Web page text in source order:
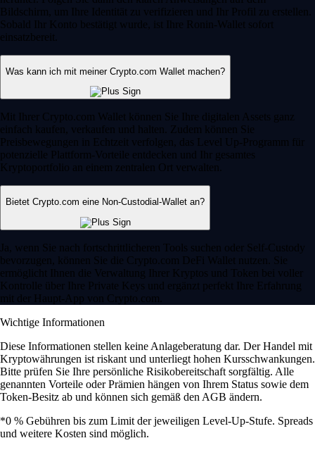
Bildschirm, um Ihre Identität zu verifizieren und Ihr Profil zu erstellen.
Sobald Ihr Konto bestätigt wurde, ist Ihre Ronin-Wallet sofort
einsatzbereit.
Was kann ich mit meiner Crypto.com Wallet machen?
Mit Ihrer Crypto.com Wallet können Sie Ihre digitalen Assets ganz
einfach kaufen, verkaufen und halten. Zudem können Sie
Preisbewegungen in Echtzeit verfolgen, das Level Up-Programm für
potenzielle Plattform-Vorteile entdecken und Ihr gesamtes
Kryptoportfolio an einem zentralen Ort verwalten.
Bietet Crypto.com eine Non-Custodial-Wallet an?
Ja, wenn Sie nach fortschrittlicheren Tools suchen oder Self-Custody
bevorzugen, können Sie die Crypto.com DeFi Wallet nutzen. Sie
ermöglicht Ihnen die Verwaltung Ihrer Kryptos und Token bei voller
Kontrolle über Ihre Private Keys und ergänzt perfekt Ihre Erfahrung
mit der Haupt-App von Crypto.com.
Wichtige Informationen
Diese Informationen stellen keine Anlageberatung dar. Der Handel mit
Kryptowährungen ist riskant und unterliegt hohen Kursschwankungen.
Bitte prüfen Sie Ihre persönliche Risikobereitschaft sorgfältig. Alle
genannten Vorteile oder Prämien hängen von Ihrem Status sowie dem
Token-Besitz ab und können sich gemäß den AGB ändern.
*0 % Gebühren bis zum Limit der jeweiligen Level-Up-Stufe. Spreads
und weitere Kosten sind möglich.